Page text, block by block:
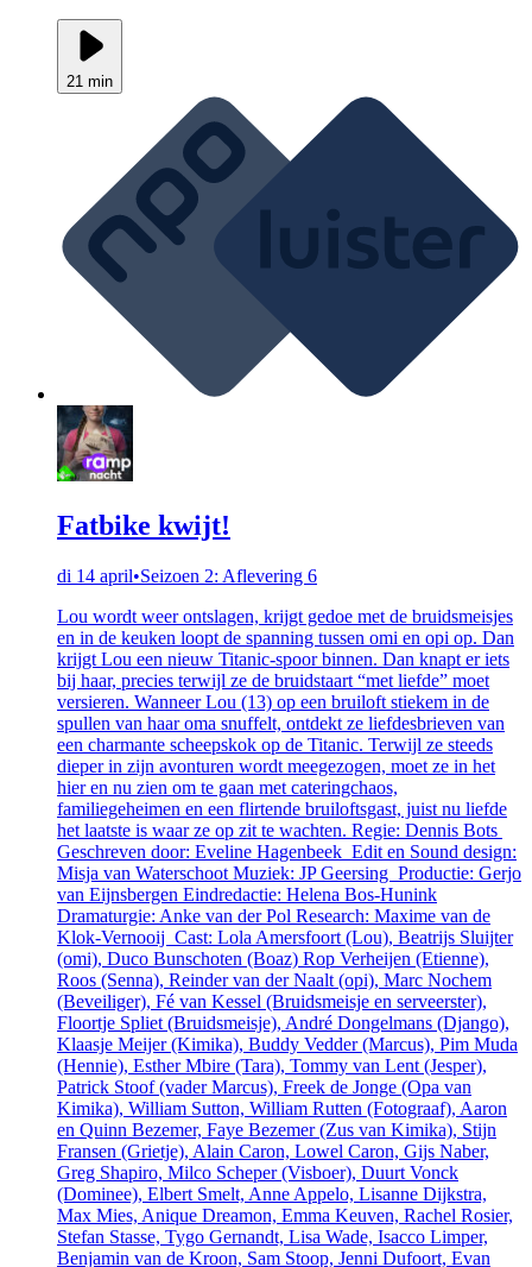
21 min
Fatbike kwijt!
di 14 april•Seizoen 2: Aflevering 6
Lou wordt weer ontslagen, krijgt gedoe met de bruidsmeisjes
en in de keuken loopt de spanning tussen omi en opi op. Dan
krijgt Lou een nieuw Titanic-spoor binnen. Dan knapt er iets
bij haar, precies terwijl ze de bruidstaart “met liefde” moet
versieren. Wanneer Lou (13) op een bruiloft stiekem in de
spullen van haar oma snuffelt, ontdekt ze liefdesbrieven van
een charmante scheepskok op de Titanic. Terwijl ze steeds
dieper in zijn avonturen wordt meegezogen, moet ze in het
hier en nu zien om te gaan met cateringchaos,
familiegeheimen en een flirtende bruiloftsgast, juist nu liefde
het laatste is waar ze op zit te wachten. Regie: Dennis Bots
Geschreven door: Eveline Hagenbeek Edit en Sound design:
Misja van Waterschoot Muziek: JP Geersing Productie: Gerjo
van Eijnsbergen Eindredactie: Helena Bos-Hunink
Dramaturgie: Anke van der Pol Research: Maxime van de
Klok-Vernooij Cast: Lola Amersfoort (Lou), Beatrijs Sluijter
(omi), Duco Bunschoten (Boaz) Rop Verheijen (Etienne),
Roos (Senna), Reinder van der Naalt (opi), Marc Nochem
(Beveiliger), Fé van Kessel (Bruidsmeisje en serveerster),
Floortje Spliet (Bruidsmeisje), André Dongelmans (Django),
Klaasje Meijer (Kimika), Buddy Vedder (Marcus), Pim Muda
(Hennie), Esther Mbire (Tara), Tommy van Lent (Jesper),
Patrick Stoof (vader Marcus), Freek de Jonge (Opa van
Kimika), William Sutton, William Rutten (Fotograaf), Aaron
en Quinn Bezemer, Faye Bezemer (Zus van Kimika), Stijn
Fransen (Grietje), Alain Caron, Lowel Caron, Gijs Naber,
Greg Shapiro, Milco Scheper (Visboer), Duurt Vonck
(Dominee), Elbert Smelt, Anne Appelo, Lisanne Dijkstra,
Max Mies, Anique Dreamon, Emma Keuven, Rachel Rosier,
Stefan Stasse, Tygo Gernandt, Lisa Wade, Isacco Limper,
Benjamin van de Kroon, Sam Stoop, Jenni Dufoort, Evan